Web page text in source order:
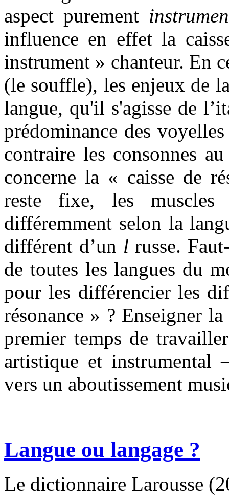
aspect purement
influence en effet la
instrument » chanteur. En
(le souffle), les enjeux de
langue, qu'il s'agisse de
prédominance des
contraire les consonnes
concerne la « caisse de
reste fixe, les
différemment selon la
différent d’un l russe.
de toutes les langues du
pour les différencier les
résonance » ? Enseigner
premier temps de
artistique et instrumental
vers un aboutissement
Langue ou langage ?
Le dictionnaire Larousse